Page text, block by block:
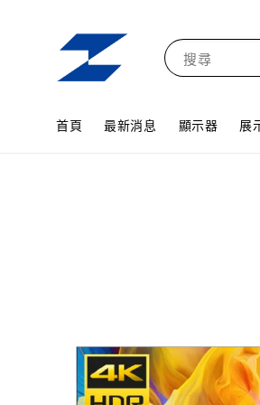
搜尋
首頁 最新消息 顯示器 展